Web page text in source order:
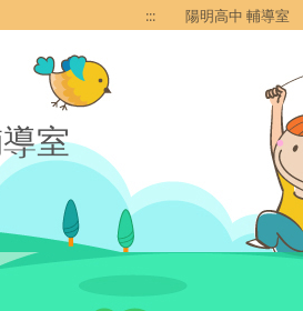
::: 陽明高中 輔導室
室